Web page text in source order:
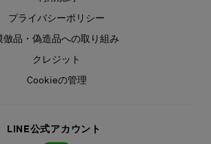
プライバシーポリシー
倣品・偽造品への取り組み
クレジット
Cookieの管理
LINE公式アカウント